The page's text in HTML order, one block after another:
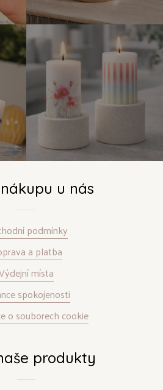
u nás
podmínky
a platba
místa
spokojenosti
o souborech cookie
produkty